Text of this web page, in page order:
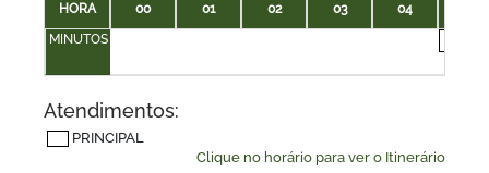
HORA 00 01 02 03 04
MINUTOS
Atendimentos:
PRINCIPAL
Clique no horário para ver o Itinerário